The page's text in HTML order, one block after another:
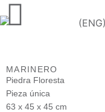
MARINERO
Piedra Floresta
Pieza única
63 x 45 x 45 cm